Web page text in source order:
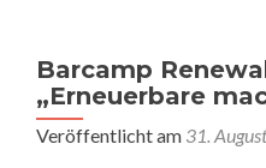
für
die
Energiewende
Barcamp
„Erneuerbare
Veröffentlicht am 31.